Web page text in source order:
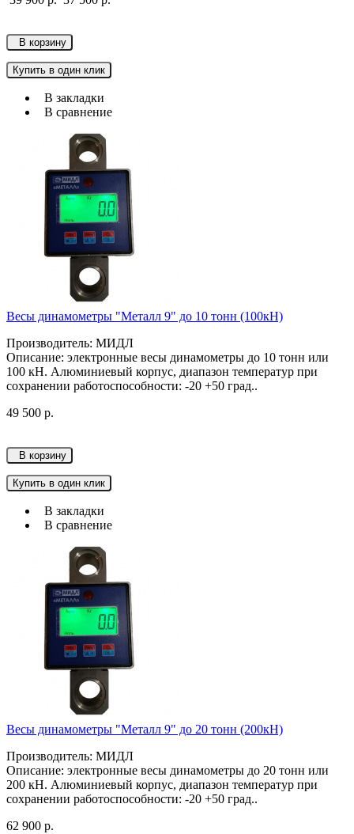
В корзину
Купить в один клик
В закладки
В сравнение
Весы динамометры "Металл 9" до 10 тонн (100кН)
Производитель: МИДЛ
Описание: электронные весы динамометры до 10 тонн или
100 кН. Алюминиевый корпус, диапазон температур при
сохранении работоспособности: -20 +50 град..
49 500 р.
В корзину
Купить в один клик
В закладки
В сравнение
Весы динамометры "Металл 9" до 20 тонн (200кН)
Производитель: МИДЛ
Описание: электронные весы динамометры до 20 тонн или
200 кН. Алюминиевый корпус, диапазон температур при
сохранении работоспособности: -20 +50 град..
62 900 р.